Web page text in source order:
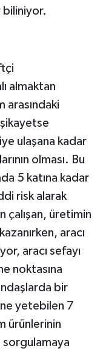
biliniyor.
almaktan
arasındaki
ulaşana kadar
olması. Bu
5 katına kadar
risk alarak
çalışan, üretimin
aracı
aracı sefayı
noktasına
bir
yetebilen 7
ürünlerinin
sorgulamaya